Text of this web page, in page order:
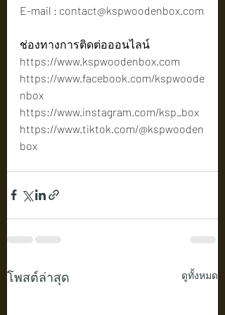
E-mail : contact@kspwoodenbox.com
ช่องทางการติดต่อออนไลน์
https://www.kspwoodenbox.com
https://www.facebook.com/kspwoode
nbox
https://www.instagram.com/ksp_box
https://www.tiktok.com/@kspwooden
box
โพสต์ล่าสุด ดูทั้งหมด